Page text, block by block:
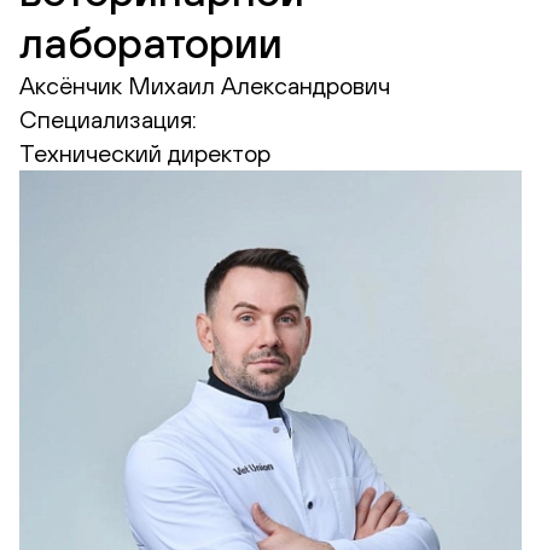
лаборатории
Аксёнчик Михаил Александрович
Специализация:
Технический директор